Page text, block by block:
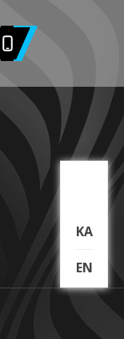
KA
EN